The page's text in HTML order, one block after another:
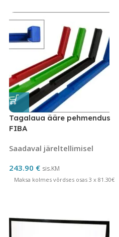
Tagalaua ääre pehmendus
FIBA
Saadaval järeltellimisel
243.90 € sis.KM
Maksa kolmes võrdses osas 3 x 81.30€